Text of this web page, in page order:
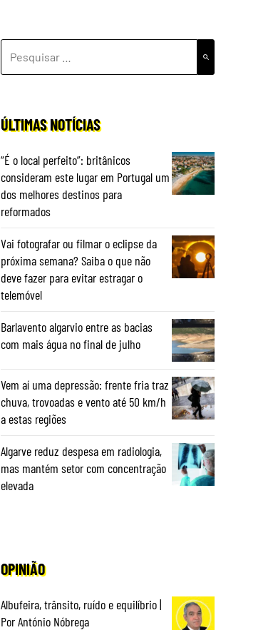
POR:
ÚLTIMAS NOTÍCIAS
“É o local perfeito”: britânicos
consideram este lugar em Portugal um
dos melhores destinos para
reformados
Vai fotografar ou filmar o eclipse da
próxima semana? Saiba o que não
deve fazer para evitar estragar o
telemóvel
Barlavento algarvio entre as bacias
com mais água no final de julho
Vem aí uma depressão: frente fria traz
chuva, trovoadas e vento até 50 km/h
a estas regiões
Algarve reduz despesa em radiologia,
mas mantém setor com concentração
elevada
OPINIÃO
Albufeira, trânsito, ruído e equilíbrio |
Por António Nóbrega